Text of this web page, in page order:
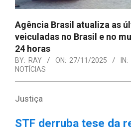
Agência Brasil atualiza as
veiculadas no Brasil e no
24 horas
BY: RAY ON: 27/11/2025 IN:
NOTÍCIAS
Justiça
STF derruba tese da